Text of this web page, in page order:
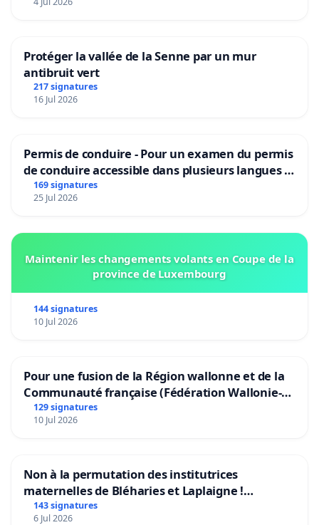
Protéger la vallée de la Senne par un mur
antibruit vert
217 signatures
16 Jul 2026
Permis de conduire - Pour un examen du permis
de conduire accessible dans plusieurs langues à
Bruxelles
169 signatures
25 Jul 2026
Maintenir les changements volants en Coupe de la
province de Luxembourg
144 signatures
10 Jul 2026
Pour une fusion de la Région wallonne et de la
Communauté française (Fédération Wallonie-
Bruxelles)
129 signatures
10 Jul 2026
Non à la permutation des institutrices
maternelles de Bléharies et Laplaigne !
Préservons la stabilité de nos enfants.
143 signatures
6 Jul 2026